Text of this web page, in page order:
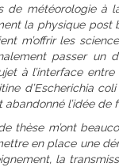
de météorologie à
la physique post
m’offrir les
passer un
à l’interface
d’Escherichia coli
abandonné l’idée
thèse m’ont
en place une
la